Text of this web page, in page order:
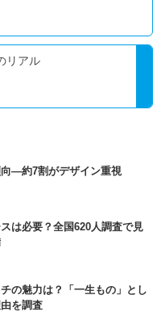
リアル
―約7割がデザイン重視
は必要？全国620人調査で見
の魅力は？「一生もの」とし
を調査